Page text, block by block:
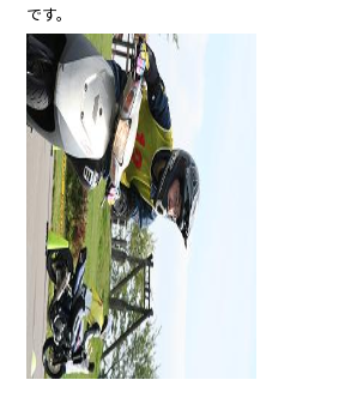
です。